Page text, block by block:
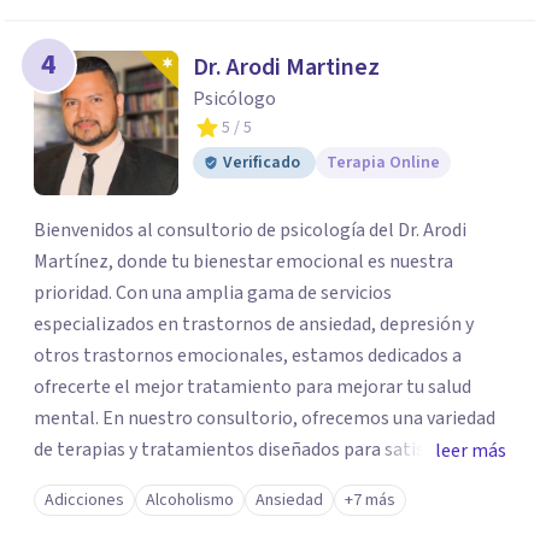
4 Dr. Arodi Martinez
Psicólogo
5 / 5
Verificado
Terapia Online
Bienvenidos al consultorio de psicología del Dr. Arodi
Martínez, donde tu bienestar emocional es nuestra
prioridad. Con una amplia gama de servicios
especializados en trastornos de ansiedad, depresión y
otros trastornos emocionales, estamos dedicados a
ofrecerte el mejor tratamiento para mejorar tu salud
mental. En nuestro consultorio, ofrecemos una variedad
de terapias y tratamientos diseñados para satisfacer tus
necesidades específicas: Terapia para Trastornos de
Ansiedad y Depresión: Somos expertos en el tratamiento
leer más
Adicciones Alcoholismo Ansiedad +7 más